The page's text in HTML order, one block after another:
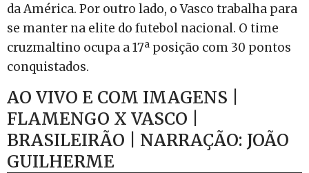
da América. Por outro lado, o Vasco trabalha para
se manter na elite do futebol nacional. O time
cruzmaltino ocupa a 17ª posição com 30 pontos
conquistados.
AO VIVO E COM IMAGENS |
FLAMENGO X VASCO |
BRASILEIRÃO | NARRAÇÃO: JOÃO
GUILHERME